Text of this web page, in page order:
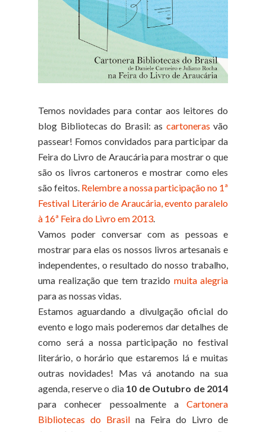
Temos novidades para contar aos leitores do
blog Bibliotecas do Brasil: as cartoneras vão
passear! Fomos convidados para participar da
Feira do Livro de Araucária para mostrar o que
são os livros cartoneros e mostrar como eles
são feitos. Relembre a nossa participação no 1ª
Festival Literário de Araucária, evento paralelo
à 16ª Feira do Livro em 2013.
Vamos poder conversar com as pessoas e
mostrar para elas os nossos livros artesanais e
independentes, o resultado do nosso trabalho,
uma realização que tem trazido muita alegria
para as nossas vidas.
Estamos aguardando a divulgação oficial do
evento e logo mais poderemos dar detalhes de
como será a nossa participação no festival
literário, o horário que estaremos lá e muitas
outras novidades! Mas vá anotando na sua
agenda, reserve o dia 10 de Outubro de 2014
para conhecer pessoalmente a Cartonera
Bibliotecas do Brasil na Feira do Livro de